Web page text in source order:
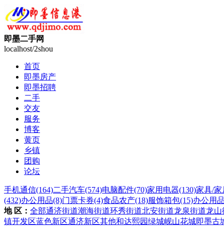
即墨二手网
localhost/2shou
首页
即墨房产
即墨招聘
二手
交友
服务
博客
黄页
乡镇
团购
论坛
手机通信(164)二手汽车(574)电脑配件(70)家用电器(130)家具/家
(432)办公用品(8)门票卡券(4)食品农产(18)服饰箱包(15)办公用
地 区： 全部通济街道潮海街道环秀街道北安街道龙泉街道龙山
镇开发区蓝色新区通济新区其他和达熙园绿城岘山花城即墨古